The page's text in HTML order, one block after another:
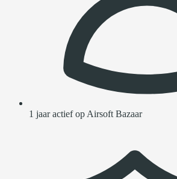
1 jaar actief op Airsoft Bazaar